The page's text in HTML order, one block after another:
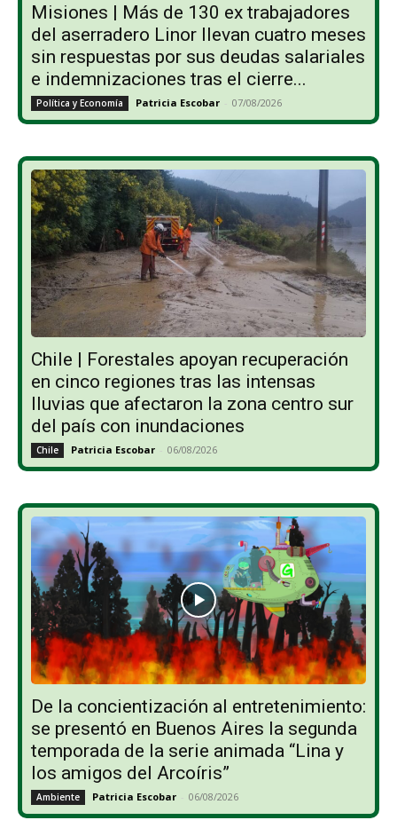
Misiones | Más de 130 ex trabajadores
del aserradero Linor llevan cuatro meses
sin respuestas por sus deudas salariales
e indemnizaciones tras el cierre...
Política y Economía Patricia Escobar - 07/08/2026
Chile | Forestales apoyan recuperación
en cinco regiones tras las intensas
lluvias que afectaron la zona centro sur
del país con inundaciones
Chile Patricia Escobar - 06/08/2026
De la concientización al entretenimiento:
se presentó en Buenos Aires la segunda
temporada de la serie animada “Lina y
los amigos del Arcoíris”
Ambiente Patricia Escobar - 06/08/2026